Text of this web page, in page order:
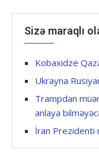
Sizə maraqlı
Kobaxidze
Ukrayna
Trampdan
anlaya
İran Prezidenti